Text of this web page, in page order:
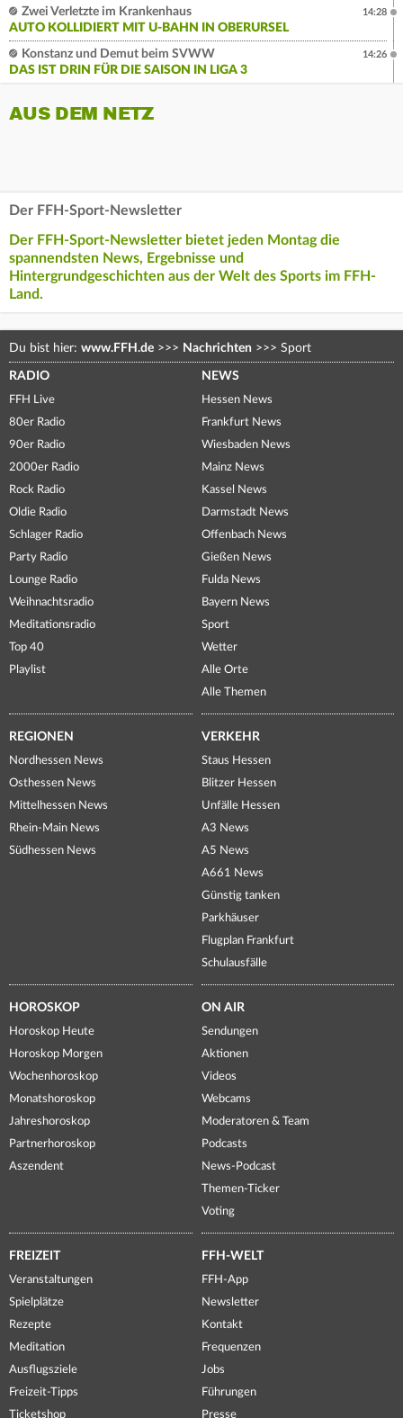
Zwei Verletzte im Krankenhaus
AUTO KOLLIDIERT MIT U-BAHN IN OBERURSEL
14:28
Konstanz und Demut beim SVWW
DAS IST DRIN FÜR DIE SAISON IN LIGA 3
14:26
AUS DEM NETZ
Der FFH-Sport-Newsletter
Der FFH-Sport-Newsletter bietet jeden Montag die
spannendsten News, Ergebnisse und
Hintergrundgeschichten aus der Welt des Sports im FFH-
Land.
Du bist hier: www.FFH.de >>> Nachrichten >>> Sport
RADIO
FFH Live
80er Radio
90er Radio
2000er Radio
Rock Radio
Oldie Radio
Schlager Radio
Party Radio
Lounge Radio
Weihnachtsradio
Meditationsradio
Top 40
Playlist
NEWS
Hessen News
Frankfurt News
Wiesbaden News
Mainz News
Kassel News
Darmstadt News
Offenbach News
Gießen News
Fulda News
Bayern News
Sport
Wetter
Alle Orte
Alle Themen
REGIONEN
Nordhessen News
Osthessen News
Mittelhessen News
Rhein-Main News
Südhessen News
VERKEHR
Staus Hessen
Blitzer Hessen
Unfälle Hessen
A3 News
A5 News
A661 News
Günstig tanken
Parkhäuser
Flugplan Frankfurt
Schulausfälle
HOROSKOP
Horoskop Heute
Horoskop Morgen
Wochenhoroskop
Monatshoroskop
Jahreshoroskop
Partnerhoroskop
Aszendent
ON AIR
Sendungen
Aktionen
Videos
Webcams
Moderatoren & Team
Podcasts
News-Podcast
Themen-Ticker
Voting
FREIZEIT
Veranstaltungen
Spielplätze
Rezepte
Meditation
Ausflugsziele
Freizeit-Tipps
Ticketshop
FFH-WELT
FFH-App
Newsletter
Kontakt
Frequenzen
Jobs
Führungen
Presse